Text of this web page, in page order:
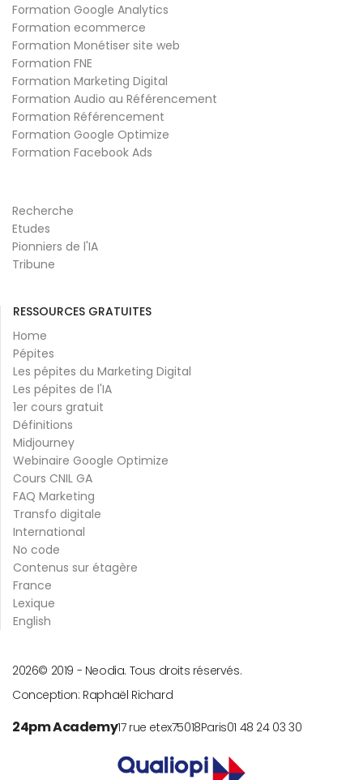
Formation Google Analytics
Formation ecommerce
Formation Monétiser site web
Formation FNE
Formation Marketing Digital
Formation Audio au Référencement
Formation Référencement
Formation Google Optimize
Formation Facebook Ads
Recherche
Etudes
Pionniers de l'IA
Tribune
RESSOURCES GRATUITES
Home
Pépites
Les pépites du Marketing Digital
Les pépites de l'IA
1er cours gratuit
Définitions
Midjourney
Webinaire Google Optimize
Cours CNIL GA
FAQ Marketing
Transfo digitale
International
No code
Contenus sur étagère
France
Lexique
English
© 2019 -
2026
Neodia. Tous droits réservés.
Conception: Raphaël Richard
24pm Academy17 rue etex75018Paris01 48 24 03 30